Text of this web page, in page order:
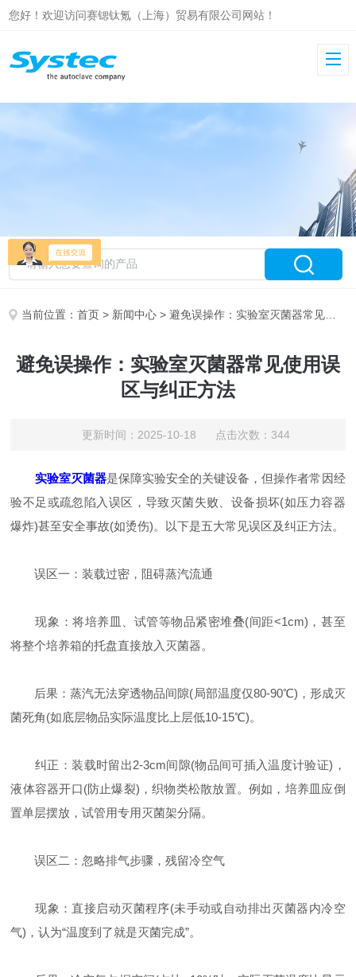
您好！欢迎访问赛锶钛氪（上海）贸易有限公司网站！
当前位置：首页 > 新闻中心 > 避免误操作：实验室灭菌器常见使用误区与纠正方法
避免误操作：实验室灭菌器常见使用误
区与纠正方法
更新时间：2025-10-18 点击次数：344
实验室灭菌器是保障实验安全的关键设备，但操作者常因经
验不足或疏忽陷入误区，导致灭菌失败、设备损坏(如压力容器
爆炸)甚至安全事故(如烫伤)。以下是五大常见误区及纠正方法。
误区一：装载过密，阻碍蒸汽流通
现象：将培养皿、试管等物品紧密堆叠(间距<1cm)，甚至
将整个培养箱的托盘直接放入灭菌器。
后果：蒸汽无法穿透物品间隙(局部温度仅80-90℃)，形成灭
菌死角(如底层物品实际温度比上层低10-15℃)。
纠正：装载时留出2-3cm间隙(物品间可插入温度计验证)，
液体容器开口(防止爆裂)，织物类松散放置。例如，培养皿应倒
置单层摆放，试管用专用灭菌架分隔。
误区二：忽略排气步骤，残留冷空气
现象：直接启动灭菌程序(未手动或自动排出灭菌器内冷空
气)，认为“温度到了就是灭菌完成”。